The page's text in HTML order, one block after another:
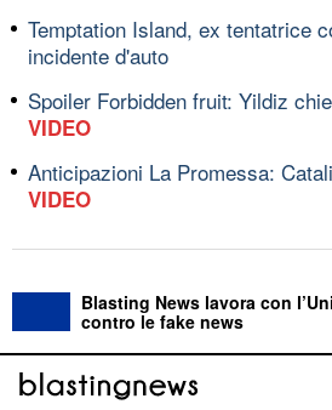
Temptation Island, ex tentatrice
incidente d'auto
Spoiler Forbidden fruit: Yildiz
VIDEO
Anticipazioni La Promessa:
VIDEO
Blasting News lavora con
contro le fake news
ABOUT LINEA EDITORIALE